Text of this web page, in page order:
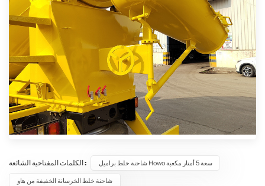
الكلمات المفتاحية الشائعة : شاحنة خلط براميل Howo سعة 5 أمتار مكعبة
شاحنة خلط الخرسانة الخفيفة من هاو